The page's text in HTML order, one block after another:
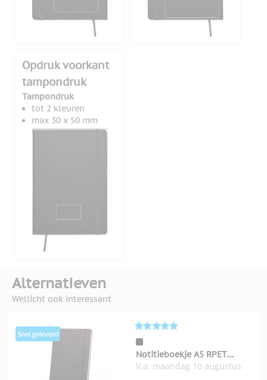
Opdruk voorkant
tampondruk
Tampondruk
tot 2 kleuren
max 30 x 50 mm
Alternatieven
Wellicht ook interessant
Notitieboekje A5 RPET
Recycle
V.a. maandag 10 augustus